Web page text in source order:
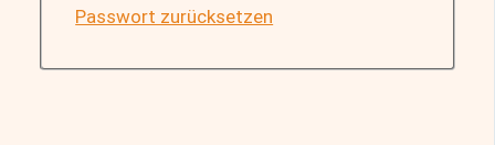
Passwort zurücksetzen